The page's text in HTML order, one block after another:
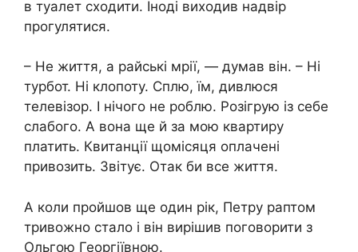
в туалет сходити. Іноді виходив надвір
прогулятися.
– Не життя, а райські мрії, — думав він. – Ні
турбот. Ні клопоту. Сплю, їм, дивлюся
телевізор. І нічого не роблю. Розігрую із себе
слабого. А вона ще й за мою квартиру
платить. Квитанції щомісяця оплачені
привозить. Звітує. Отак би все життя.
А коли пройшов ще один рік, Петру раптом
тривожно стало і він вирішив поговорити з
Ольгою Георгіївною.